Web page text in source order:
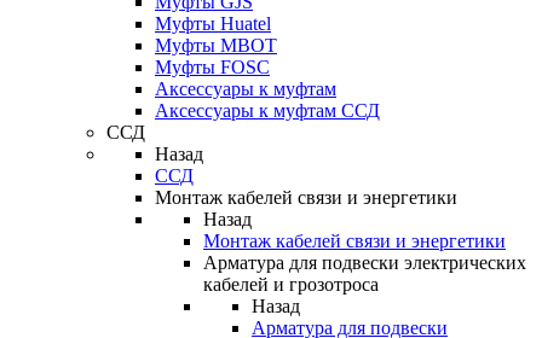
Муфты Huatel
Муфты МВОТ
Муфты FOSC
Аксессуары к муфтам
Аксессуары к муфтам ССД
ССД
Назад
ССД
Монтаж кабелей связи и энергетики
Назад
Монтаж кабелей связи и энергетики
Арматура для подвески электрических
кабелей и грозотроса
Назад
Арматура для подвески